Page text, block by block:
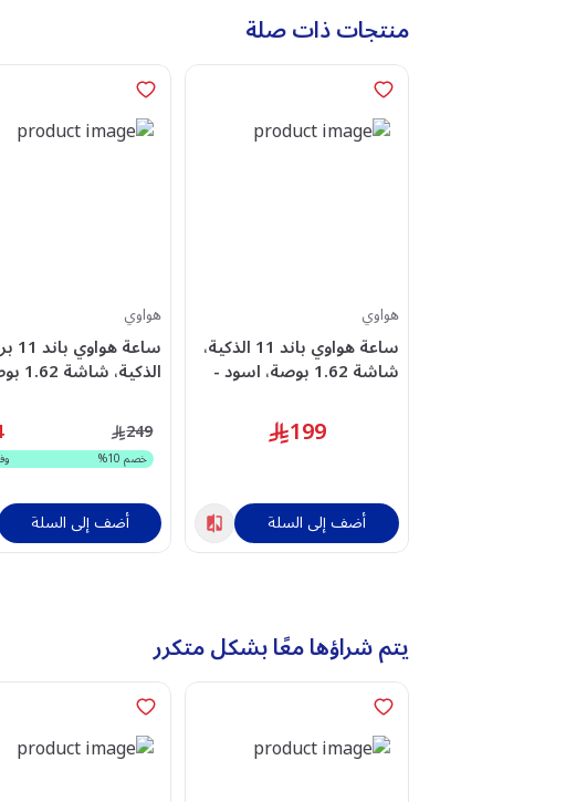
منتجات ذات صلة
هواوي
ساعة هواوي باند 11 الذكية،
شاشة 1.62 بوصة، اسود -
199
أضف إلى السلة
هواوي
ساعة
249
خصم10
%
أضف إلى السلة
يتم شراؤها معًا بشكل متكرر